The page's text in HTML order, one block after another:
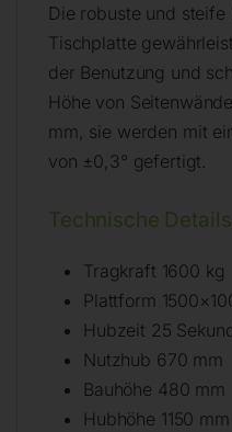
Die robuste und steife
Tischplatte
der Benutzung und
Höhe von
mm, sie werden mit
von ±0,3° gefertigt.
Technische Details
Tragkraft 1600 kg
Plattform
Hubzeit 25
Nutzhub 670 mm
Bauhöhe 480 mm
Hubhöhe 1150 mm